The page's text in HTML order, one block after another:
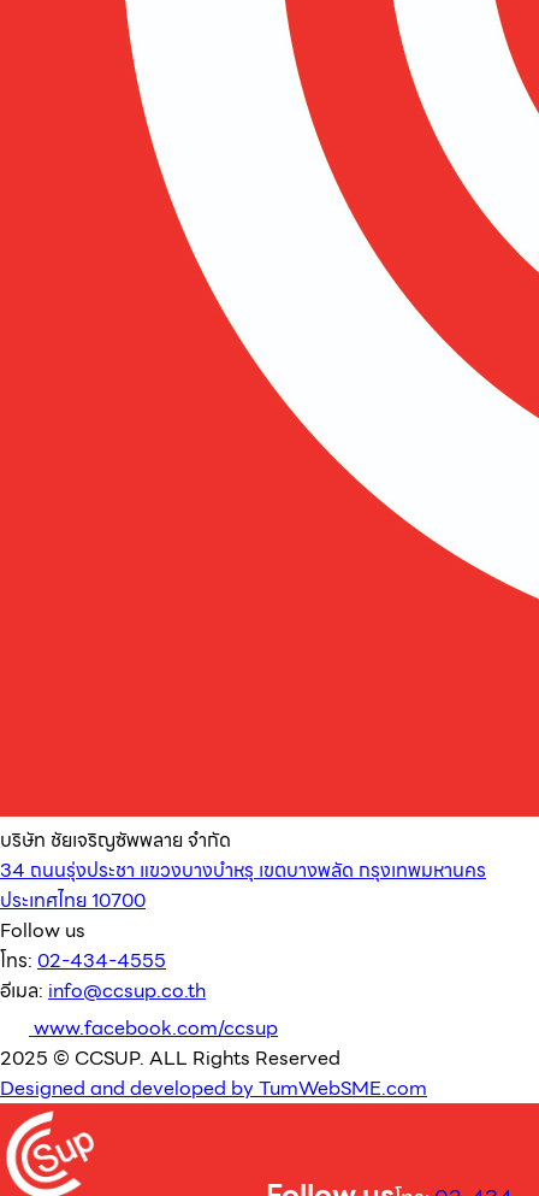
บริษัท ชัยเจริญซัพพลาย จำกัด
34 ถนนรุ่งประชา แขวงบางบำหรุ เขตบางพลัด กรุงเทพมหานคร
ประเทศไทย 10700
Follow us
โทร: 02-434-4555
อีเมล: info@ccsup.co.th
www.facebook.com/ccsup
2025 © CCSUP. ALL Rights Reserved
Designed and developed by TumWebSME.com